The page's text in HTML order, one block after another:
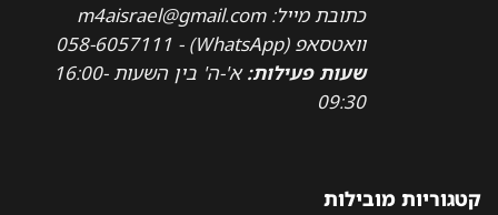
כתובת מייל: m4aisrael@gmail.com
וואטסאפ (WhatsApp) - 058-6057111
שעות פעילות:
א'-ה' בין השעות 16:00-
09:30
קטגוריות מובילות